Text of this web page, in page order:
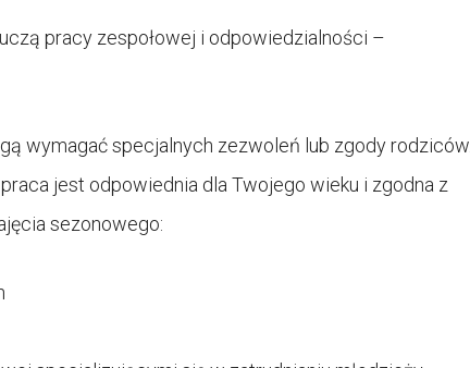
pracy zespołowej i odpowiedzialności –
wymagać specjalnych zezwoleń lub zgody rodziców.
jest odpowiednia dla Twojego wieku i zgodna z
sezonowego: